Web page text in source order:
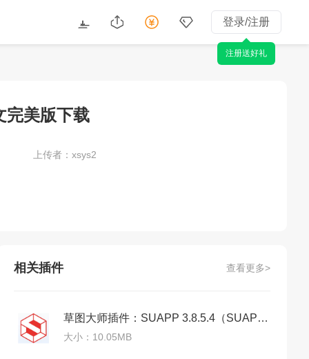
登录/注册
注册送好礼
美版下载
上传者：xsys2
相关插件 查看更多>
草图大师插件：SUAPP 3.8.5.4（SUAPP插件下载）官方版
大小：10.05MB